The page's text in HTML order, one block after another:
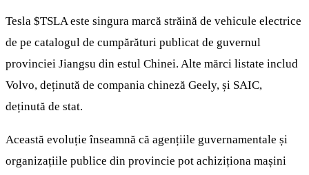
Tesla $TSLAeste singura marcă străină de vehicule electrice
de pe catalogul de cumpărături publicat de guvernul
provinciei Jiangsu din estul Chinei. Alte mărci listate includ
Volvo, deținută de compania chineză Geely, și SAIC,
deținută de stat.
Această evoluție înseamnă că agențiile guvernamentale și
organizațiile publice din provincie pot achiziționa mașini